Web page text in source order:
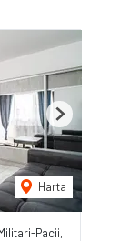
Harta
Next
Pacii,